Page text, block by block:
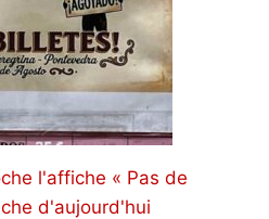
l'affiche « Pas de
d'aujourd'hui